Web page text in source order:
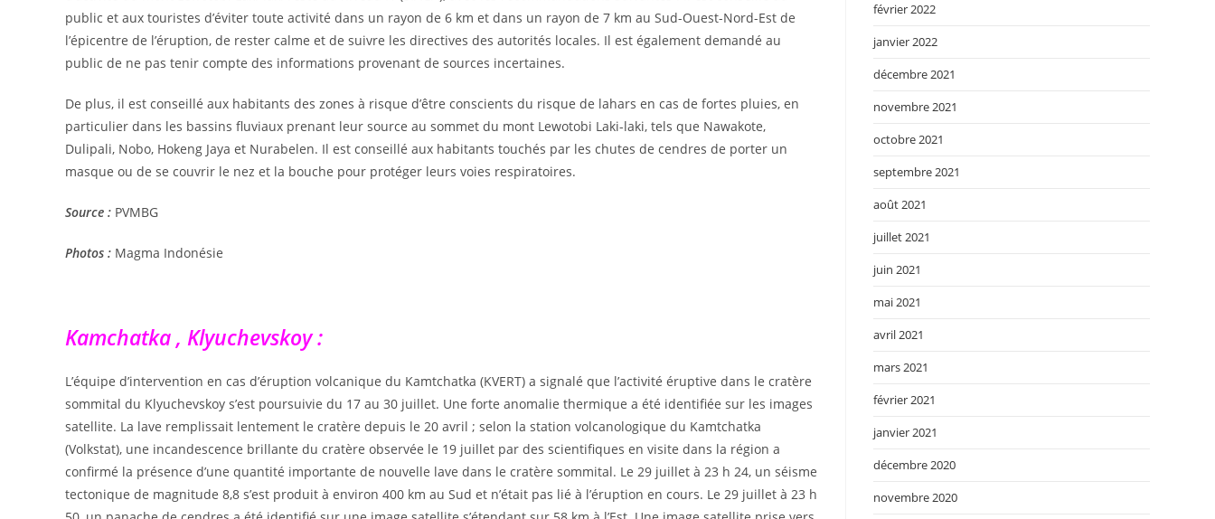
public et aux touristes d’éviter toute activité dans un rayon de 6 km et dans un rayon de 7 km au Sud-Ouest-Nord-Est de
l’épicentre de l’éruption, de rester calme et de suivre les directives des autorités locales. Il est également demandé au
public de ne pas tenir compte des informations provenant de sources incertaines.
De plus, il est conseillé aux habitants des zones à risque d’être conscients du risque de lahars en cas de fortes pluies, en
particulier dans les bassins fluviaux prenant leur source au sommet du mont Lewotobi Laki-laki, tels que Nawakote,
Dulipali, Nobo, Hokeng Jaya et Nurabelen. Il est conseillé aux habitants touchés par les chutes de cendres de porter un
masque ou de se couvrir le nez et la bouche pour protéger leurs voies respiratoires.
Source : PVMBG
Photos : Magma Indonésie
Kamchatka , Klyuchevskoy :
L’équipe d’intervention en cas d’éruption volcanique du Kamtchatka (KVERT) a signalé que l’activité éruptive dans le cratère
sommital du Klyuchevskoy s’est poursuivie du 17 au 30 juillet. Une forte anomalie thermique a été identifiée sur les images
satellite. La lave remplissait lentement le cratère depuis le 20 avril ; selon la station volcanologique du Kamtchatka
(Volkstat), une incandescence brillante du cratère observée le 19 juillet par des scientifiques en visite dans la région a
confirmé la présence d’une quantité importante de nouvelle lave dans le cratère sommital. Le 29 juillet à 23 h 24, un séisme
tectonique de magnitude 8,8 s’est produit à environ 400 km au Sud et n’était pas lié à l’éruption en cours. Le 29 juillet à 23 h
février 2022
janvier 2022
décembre 2021
novembre 2021
octobre 2021
septembre 2021
août 2021
juillet 2021
juin 2021
mai 2021
avril 2021
mars 2021
février 2021
janvier 2021
décembre 2020
novembre 2020